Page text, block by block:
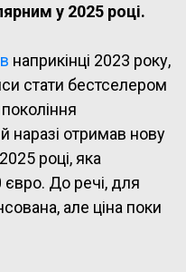
у 2025 році.
наприкінці 2023 року,
стати бестселером
наразі отримав нову
році, яка
До речі, для
але ціна поки